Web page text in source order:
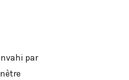
par